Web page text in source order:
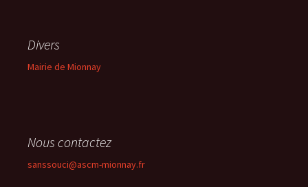
Divers
Mairie de Mionnay
Nous contactez
sanssouci@ascm-mionnay.fr